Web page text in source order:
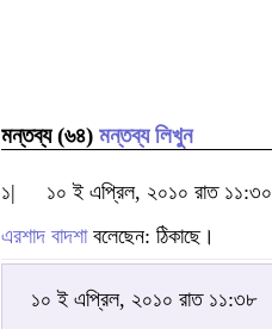
মন্তব্য (৬৪) মন্তব্য লিখুন
১|
১০ ই এপ্রিল, ২০১০ রাত ১১:৩০
এরশাদ বাদশাবলেছেন: ঠিকাছে।
১০ ই এপ্রিল, ২০১০ রাত ১১:৩৮